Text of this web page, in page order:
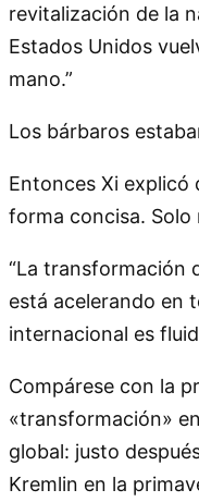
revitalización de la
Estados Unidos
mano.”
Los bárbaros
Entonces Xi
forma concisa. Solo
“La transformación
está acelerando en
internacional es
Compárese con la
«transformación»
global: justo
Kremlin en la